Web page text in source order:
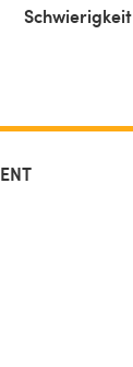
Schwierigkeit